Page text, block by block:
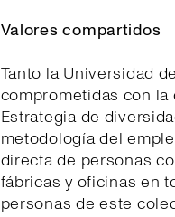
Valores compartidos
Tanto la Universidad
comprometidas con la
Estrategia de
metodología del
directa de personas
fábricas y oficinas en
personas de este